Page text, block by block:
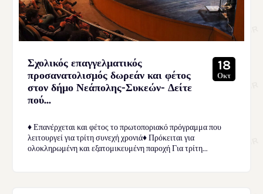
Σχολικός επαγγελματικός
προσανατολισμός δωρεάν και φέτος
στον δήμο Νεάπολης-Συκεών- Δείτε
πού...
18
Οκτ
♦ Επανέρχεται και φέτος το πρωτοποριακό πρόγραμμα που
λειτουργεί για τρίτη συνεχή χρονιά♦ Πρόκειται για
ολοκληρωμένη και εξατομικευμένη παροχή Για τρίτη...